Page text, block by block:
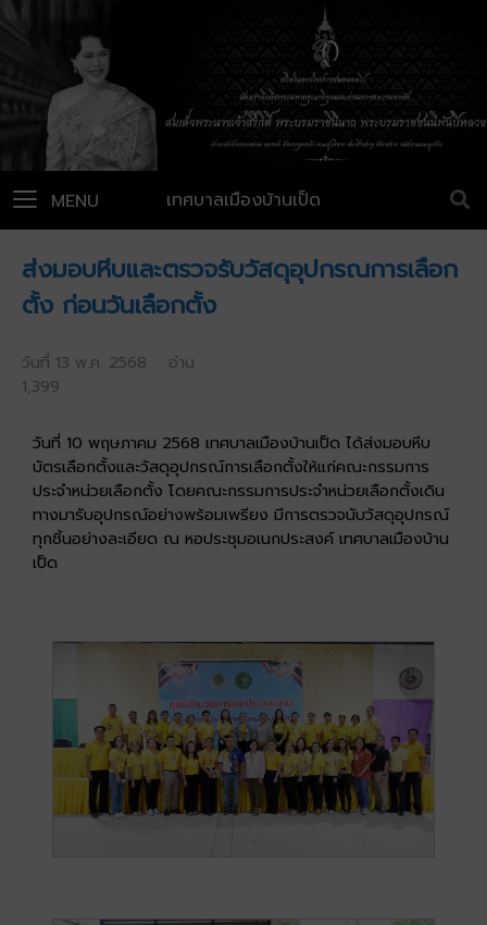
เทศบาลเมืองบ้านเป็ด
MENU
ส่งมอบหีบและตรวจรับวัสดุอุปกรณการเลือก
ตั้ง ก่อนวันเลือกตั้ง
วันที่ 13 พ.ค. 2568 อ่าน
1,399
วันที่ 10 พฤษภาคม 2568 เทศบาลเมืองบ้านเป็ด ได้ส่งมอบหีบ
บัตรเลือกตั้งและวัสดุอุปกรณ์การเลือกตั้งให้แก่คณะกรรมการ
ประจำหน่วยเลือกตั้ง โดยคณะกรรมการประจำหน่วยเลือกตั้งเดิน
ทางมารับอุปกรณ์อย่างพร้อมเพรียง มีการตรวจนับวัสดุอุปกรณ์
ทุกชิ้นอย่างละเอียด ณ หอประชุมอเนกประสงค์ เทศบาลเมืองบ้าน
เป็ด